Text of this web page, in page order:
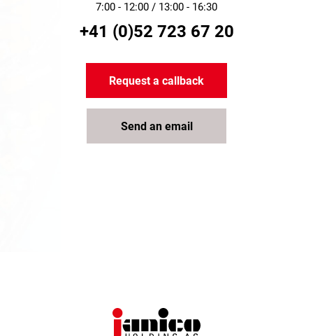
7:00 - 12:00 / 13:00 - 16:30
+41 (0)52 723 67 20
Request a callback
Send an email